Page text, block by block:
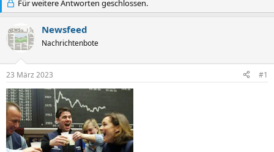
s
t
l
l
e
s
t
e
l
l
m
Für weitere Antworten geschlossen.
Newsfeed
Nachrichtenbote
23 März 2023 #1